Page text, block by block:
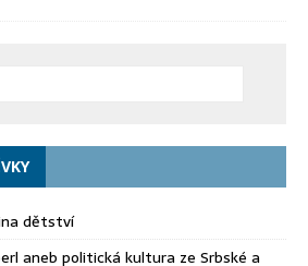
dětství
aneb politická kultura ze Srbské a